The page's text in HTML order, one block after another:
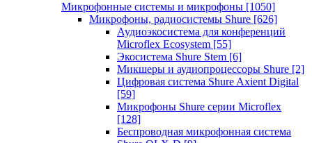
Микрофонные системы и микрофоны [1050]
Микрофоны, радиосистемы Shure [626]
Аудиоэкосистема для конференций
Microflex Ecosystem [55]
Экосистема Shure Stem [6]
Микшеры и аудиопроцессоры Shure [2]
Цифровая система Shure Axient Digital
[59]
Микрофоны Shure серии Microflex
[128]
Беспроводная микрофонная система